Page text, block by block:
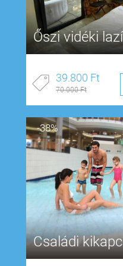
Őszi vidéki
39.800 Ft
70.000 Ft
-38%
Családi